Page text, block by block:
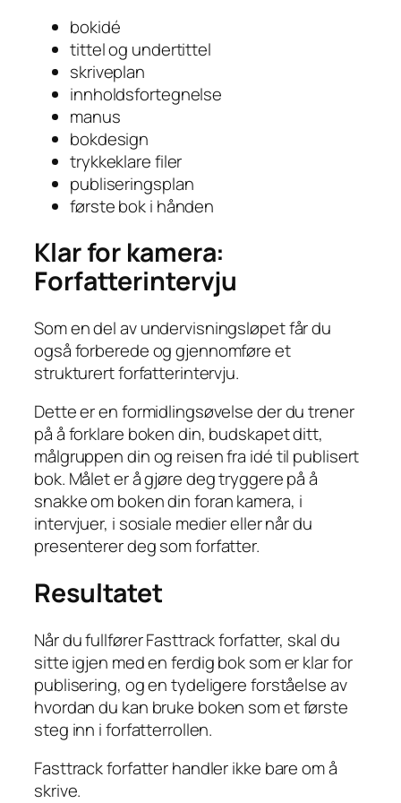
bokidé
tittel og undertittel
skriveplan
innholdsfortegnelse
manus
bokdesign
trykkeklare filer
publiseringsplan
første bok i hånden
Klar for kamera:
Forfatterintervju
Som en del av undervisningsløpet får du
også forberede og gjennomføre et
strukturert forfatterintervju.
Dette er en formidlingsøvelse der du trener
på å forklare boken din, budskapet ditt,
målgruppen din og reisen fra idé til publisert
bok. Målet er å gjøre deg tryggere på å
snakke om boken din foran kamera, i
intervjuer, i sosiale medier eller når du
presenterer deg som forfatter.
Resultatet
Når du fullfører Fasttrack forfatter, skal du
sitte igjen med en ferdig bok som er klar for
publisering, og en tydeligere forståelse av
hvordan du kan bruke boken som et første
steg inn i forfatterrollen.
Fasttrack forfatter handler ikke bare om å
skrive.